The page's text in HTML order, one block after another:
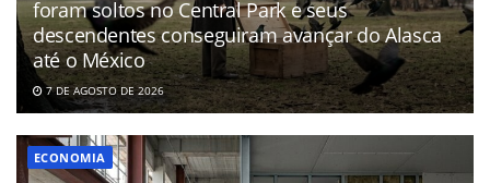
foram soltos no Central Park e seus
descendentes conseguiram avançar do Alasca
até o México
7 DE AGOSTO DE 2026
ECONOMIA